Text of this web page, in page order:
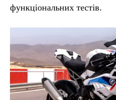
функціональних тестів.